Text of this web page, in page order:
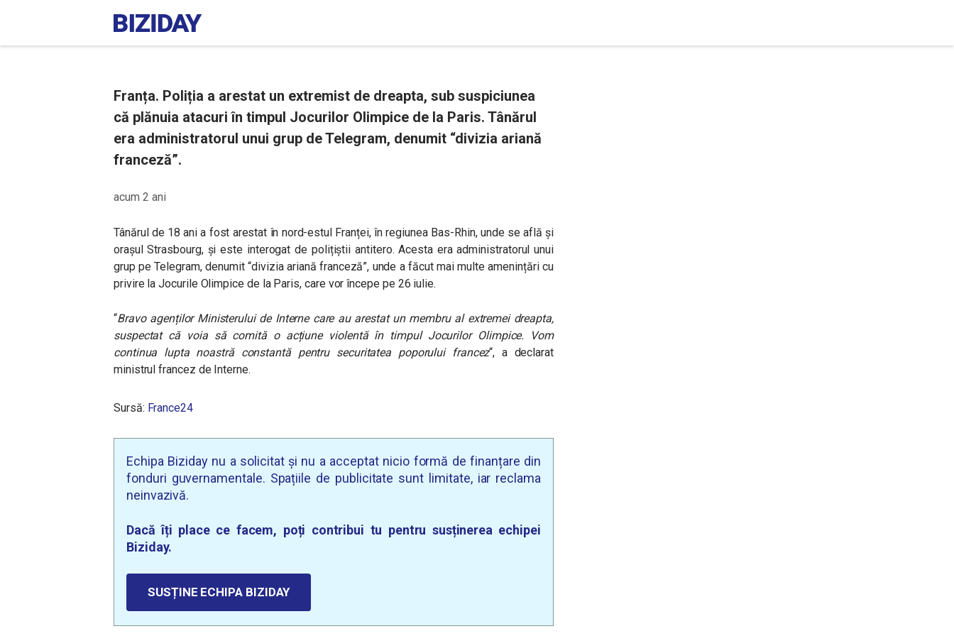
Franța. Poliția a arestat un extremist de dreapta, sub suspiciunea
că plănuia atacuri în timpul Jocurilor Olimpice de la Paris. Tânărul
era administratorul unui grup de Telegram, denumit “divizia ariană
franceză”.
acum 2 ani
Tânărul de 18 ani a fost arestat în nord-estul Franței, în regiunea Bas-Rhin, unde se află și
orașul Strasbourg, și este interogat de polițiștii antitero. Acesta era administratorul unui
grup pe Telegram, denumit “divizia ariană franceză”, unde a făcut mai multe amenințări cu
privire la Jocurile Olimpice de la Paris, care vor începe pe 26 iulie.
“Bravo agenților Ministerului de Interne care au arestat un membru al extremei dreapta,
suspectat că voia să comită o acțiune violentă în timpul Jocurilor Olimpice. Vom
continua lupta noastră constantă pentru securitatea poporului francez“, a declarat
ministrul francez de Interne.
Sursă: France24
Echipa Biziday nu a solicitat și nu a acceptat nicio formă de finanțare din
fonduri guvernamentale. Spațiile de publicitate sunt limitate, iar reclama
neinvazivă.
Dacă îți place ce facem, poți contribui tu pentru susținerea echipei
Biziday.
SUSȚINE ECHIPA BIZIDAY